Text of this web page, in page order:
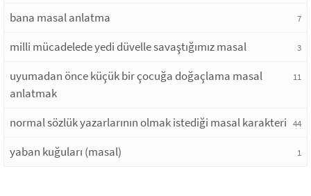
bana masal anlatma 7
milli mücadelede yedi düvelle savaştığımız masal 3
uyumadan önce küçük bir çocuğa doğaçlama masal
anlatmak
11
normal sözlük yazarlarının olmak istediği masal karakteri 44
yaban kuğuları (masal) 1